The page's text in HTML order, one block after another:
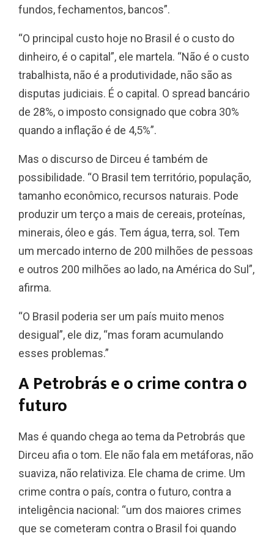
fundos, fechamentos, bancos”.
“O principal custo hoje no Brasil é o custo do
dinheiro, é o capital”, ele martela. “Não é o custo
trabalhista, não é a produtividade, não são as
disputas judiciais. É o capital. O spread bancário
de 28%, o imposto consignado que cobra 30%
quando a inflação é de 4,5%”.
Mas o discurso de Dirceu é também de
possibilidade. “O Brasil tem território, população,
tamanho econômico, recursos naturais. Pode
produzir um terço a mais de cereais, proteínas,
minerais, óleo e gás. Tem água, terra, sol. Tem
um mercado interno de 200 milhões de pessoas
e outros 200 milhões ao lado, na América do Sul”,
afirma.
“O Brasil poderia ser um país muito menos
desigual”, ele diz, “mas foram acumulando
esses problemas.”
A Petrobrás e o crime contra o
futuro
Mas é quando chega ao tema da Petrobrás que
Dirceu afia o tom. Ele não fala em metáforas, não
suaviza, não relativiza. Ele chama de crime. Um
crime contra o país, contra o futuro, contra a
inteligência nacional: “um dos maiores crimes
que se cometeram contra o Brasil foi quando